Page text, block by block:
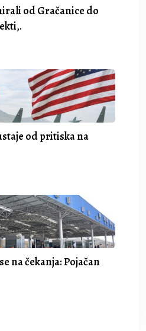
od Gračanice do
od pritiska na
na čekanja: Pojačan